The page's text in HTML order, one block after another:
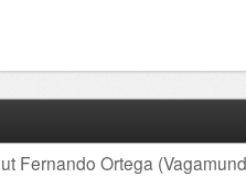
Fernando Ortega